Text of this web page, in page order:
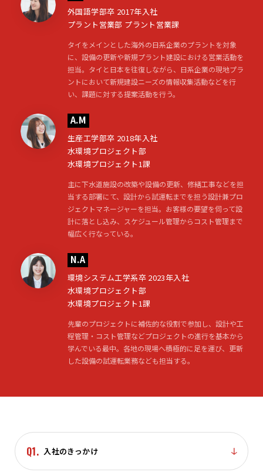
外国語学部卒 2017年入社
プラント営業部 プラント営業課
タイをメインとした海外の日系企業のプラントを対象
に、設備の更新や新規プラント建設における営業活動を
担当。タイと日本を往復しながら、日系企業の現地プラ
ントにおいて新規建設ニーズの情報収集活動などを行
い、課題に対する提案活動を行う。
A.M
生産工学部卒 2018年入社
水環境プロジェクト部
水環境プロジェクト1課
主に下水道施設の改築や設備の更新、修繕工事などを担
当する部署にて、設計から試運転までを担う設計兼プロ
ジェクトマネージャーを担当。お客様の要望を伺って設
計に落とし込み、スケジュール管理からコスト管理まで
幅広く行なっている。
N.A
環境システム工学系卒 2023年入社
水環境プロジェクト部
水環境プロジェクト1課
先輩のプロジェクトに補佐的な役割で参加し、設計や工
程管理・コスト管理などプロジェクトの進行を基本から
学んでいる最中。各地の現場へ積極的に足を運び、更新
した設備の試運転業務なども担当する。
Q1. 入社のきっかけ